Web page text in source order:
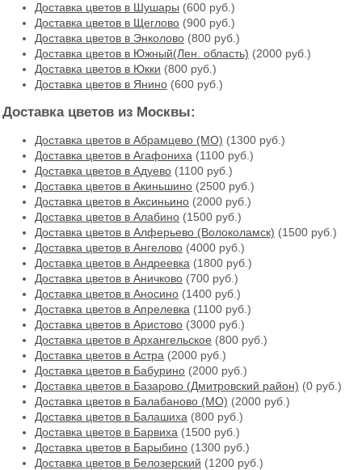
Доставка цветов в Шушары (600 руб.)
Доставка цветов в Щеглово (900 руб.)
Доставка цветов в Энколово (800 руб.)
Доставка цветов в Южный(Лен. область) (2000 руб.)
Доставка цветов в Юкки (800 руб.)
Доставка цветов в Янино (600 руб.)
Доставка цветов из Москвы:
Доставка цветов в Абрамцево (МО) (1300 руб.)
Доставка цветов в Агафониха (1100 руб.)
Доставка цветов в Адуево (1100 руб.)
Доставка цветов в Акиньшино (2500 руб.)
Доставка цветов в Аксиньино (2000 руб.)
Доставка цветов в Алабино (1500 руб.)
Доставка цветов в Алферьево (Волоколамск) (1500 руб.)
Доставка цветов в Ангелово (4000 руб.)
Доставка цветов в Андреевка (1800 руб.)
Доставка цветов в Аничково (700 руб.)
Доставка цветов в Аносино (1400 руб.)
Доставка цветов в Апрелевка (1100 руб.)
Доставка цветов в Аристово (3000 руб.)
Доставка цветов в Архангельское (800 руб.)
Доставка цветов в Астра (2000 руб.)
Доставка цветов в Бабурино (2000 руб.)
Доставка цветов в Базарово (Дмитровский район) (0 руб.)
Доставка цветов в Балабаново (МО) (2000 руб.)
Доставка цветов в Балашиха (800 руб.)
Доставка цветов в Барвиха (1500 руб.)
Доставка цветов в Барыбино (1300 руб.)
Доставка цветов в Белозерский (1200 руб.)